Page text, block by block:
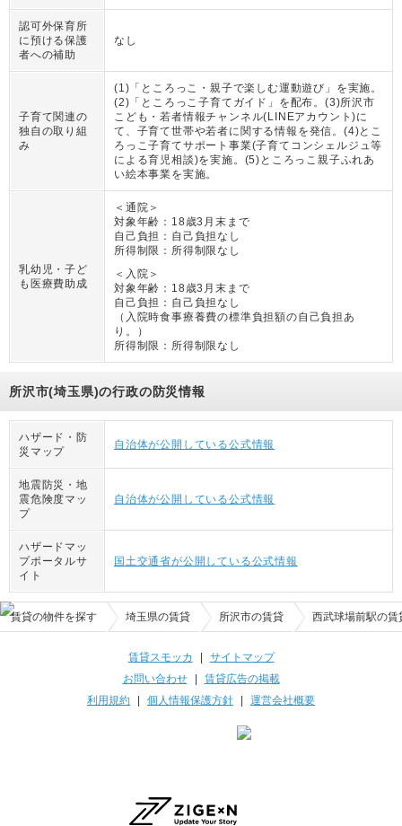
認可外保育所
に預ける保護
者への補助
なし
子育て関連の
独自の取り組
み
(1)「ところっこ・親子で楽しむ運動遊び」を実施。
(2)「ところっこ子育てガイド」を配布。(3)所沢市
こども・若者情報チャンネル(LINEアカウント)に
て、子育て世帯や若者に関する情報を発信。(4)とこ
ろっこ子育てサポート事業(子育てコンシェルジュ等
による育児相談)を実施。(5)ところっこ親子ふれあ
い絵本事業を実施。
乳幼児・子ど
も医療費助成
＜通院＞
対象年齢： 18歳3月末まで
自己負担： 自己負担なし
所得制限： 所得制限なし
＜入院＞
対象年齢： 18歳3月末まで
自己負担： 自己負担なし
（ 入院時食事療養費の標準負担額の自己負担あ
り。
）
所得制限： 所得制限なし
所沢市(埼玉県)の行政の防災情報
ハザード・防
災マップ
自治体が公開している公式情報
地震防災・地
震危険度マッ
プ
自治体が公開している公式情報
ハザードマッ
プポータルサ
イト
国土交通省が公開している公式情報
賃貸の物件を探す 埼玉県の賃貸 所沢市の賃貸 西武球場前駅の賃
賃貸スモッカ | サイトマップ
お問い合わせ| 賃貸広告の掲載
利用規約 | 個人情報保護方針 | 運営会社概要